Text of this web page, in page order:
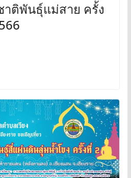
าติพันธุ์แม่สาย ครั้ง